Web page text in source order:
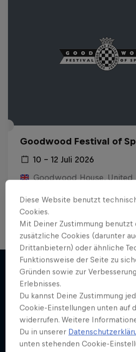
Goodwood Festival of
10 – 12 Juli 2026
Goodwood House, United
MOTORING
Mehr davon
Diese Website benutzt
Cookies.
Mit Deiner Zustimmung benutzt
zusätzliche Cookies (darunter
Drittanbietern) oder ähnliche
Funktionsweise der Seite zu
Gründen sowie zur
Erlebnisses.
Du kannst Deine Zustimmung
Cookie-Einstellungen unten auf
widerrufen. Weitere
Du in unserer
unten stehenden Cookie-